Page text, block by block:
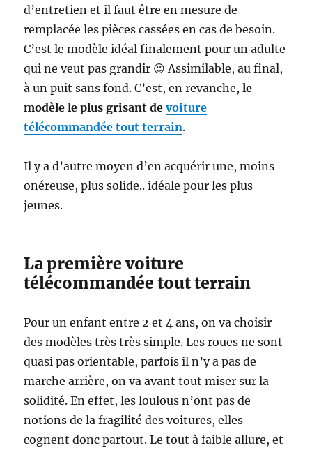
d’entretien et il faut être en mesure de
remplacée les pièces cassées en cas de besoin.
C’est le modèle idéal finalement pour un adulte
qui ne veut pas grandir 😉 Assimilable, au final,
à un puit sans fond. C’est, en revanche,le
modèle le plus grisant devoiture
télécommandée tout terrain.
Il y a d’autre moyen d’en acquérir une, moins
onéreuse, plus solide.. idéale pour les plus
jeunes.
La première voiture
télécommandée tout terrain
Pour un enfant entre 2 et 4 ans, on va choisir
des modèles très très simple. Les roues ne sont
quasi pas orientable, parfois il n’y a pas de
marche arrière, on va avant tout miser sur la
solidité. En effet, les loulous n’ont pas de
notions de la fragilité des voitures, elles
cognent donc partout. Le tout à faible allure, et